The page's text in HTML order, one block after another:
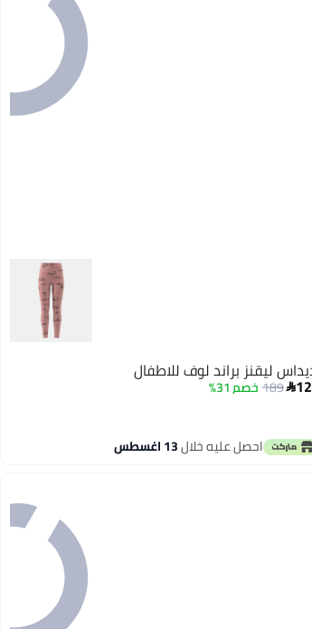
ليقنز براند لوف للاطفال

189خصم 31%
احصل عليه خلال13 اغسطس